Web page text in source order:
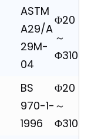
ASTM
A29/A
29M-
04
Φ20
～
Φ310
BS
970-1-
1996
Φ20
～
Φ310